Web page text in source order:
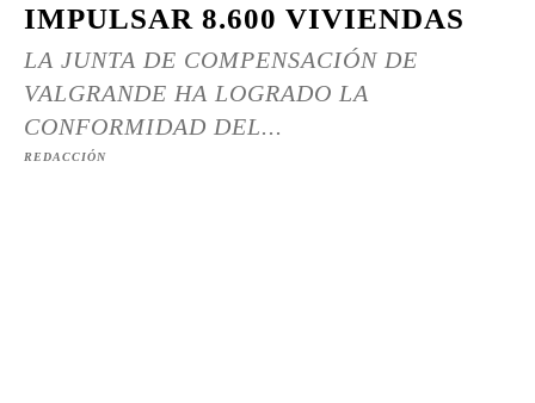
IMPULSAR 8.600 VIVIENDAS
LA JUNTA DE COMPENSACIÓN DE
VALGRANDE HA LOGRADO LA
CONFORMIDAD DEL...
REDACCIÓN